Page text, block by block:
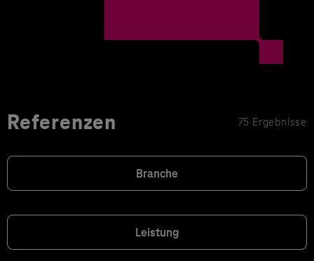
Referenzen 75 Ergebnisse
Branche
Leistung